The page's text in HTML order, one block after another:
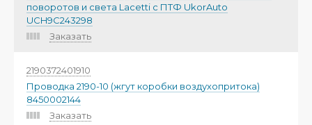
поворотов и света Lacetti с ПТФ UkorAuto
UCH9C243298
Заказать
2190372401910
Проводка 2190-10 (жгут коробки воздухопритока)
8450002144
Заказать